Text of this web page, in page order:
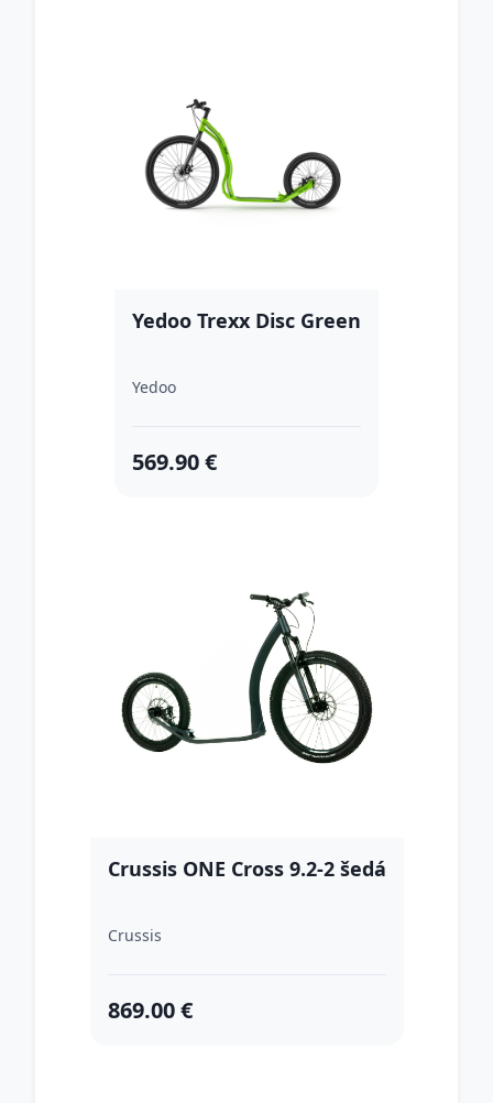
Yedoo Trexx Disc Green
Yedoo
569.90 €
Crussis ONE Cross 9.2-2 šedá
Crussis
869.00 €